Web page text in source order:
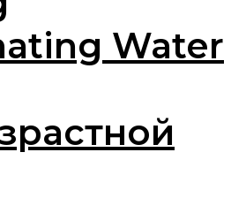
Water